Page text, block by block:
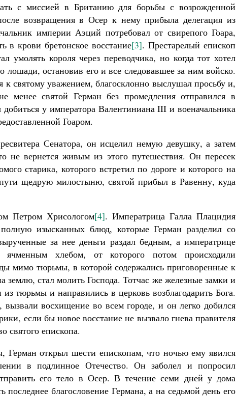
с миссией в Британию для борьбы с возрожденной
возвращения в Осер к нему прибыла делегация из
империи Аэций потребовал от свирепого Гоара,
в крови бретонское восстание[3]. Престарелый епископ
умолять короля через переводчика, но когда тот хотел
лошади, остановив его и все следовавшее за ним войско.
к святому уважением, благосклонно выслушал просьбу и,
менее святой Герман без промедления отправился в
у императора Валентиниана III и военачальника
Гоаром.
Сенатора, он исцелил немую девушку, а затем
не вернется живым из этого путешествия. Он пересек
старика, которого встретил по дороге и которого на
щедрую милостыню, святой прибыл в Равенну, куда
Петром Хрисологом[4]. Императрица Галла Плацидия
изысканных блюд, которые Герман разделил со
за нее деньги раздал бедным, а императрице
хлебом, от которого потом происходили
мимо тюрьмы, в которой содержались приговоренные к
землю, стал молить Господа. Тотчас же железные замки и
тюрьмы и направились в церковь возблагодарить Бога.
восхищение во всем городе, и он легко добился
если бы новое восстание не вызвало гнева правителя
святого епископа.
Герман открыл шести епископам, что ночью ему явился
в подлинное Отечество. Он заболел и попросил
его тело в Осер. В течение семи дней у дома
благословение Германа, а на седьмой день его